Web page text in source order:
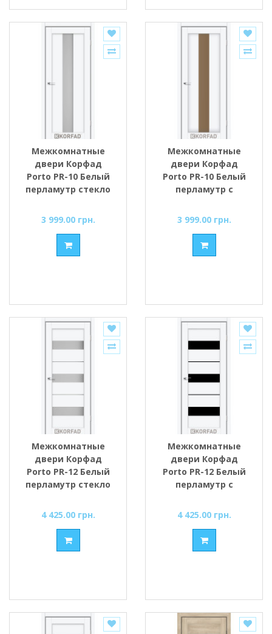
Межкомнатные
двери Корфад
Porto PR-10 Белый
перламутр стекло
3 999.00 грн.
Межкомнатные
двери Корфад
Porto PR-10 Белый
перламутр с
стеклом
3 999.00 грн.
Межкомнатные
двери Корфад
Porto PR-12 Белый
перламутр стекло
4 425.00 грн.
Межкомнатные
двери Корфад
Porto PR-12 Белый
перламутр с
4 425.00 грн.